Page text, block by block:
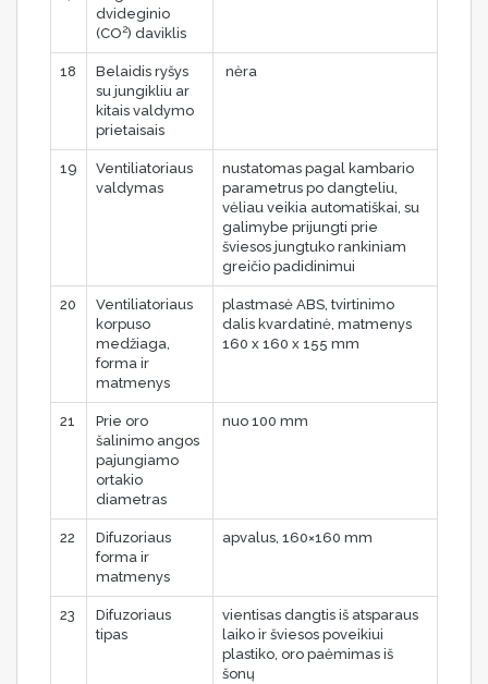
dvideginio
(CO2) daviklis
18
Belaidis ryšys
su jungikliu ar
kitais valdymo
prietaisais
nėra
19
Ventiliatoriaus
valdymas
nustatomas pagal kambario
parametrus po dangteliu,
vėliau veikia automatiškai, su
galimybe prijungti prie
šviesos jungtuko rankiniam
greičio padidinimui
20
Ventiliatoriaus
korpuso
medžiaga,
forma ir
matmenys
plastmasė ABS, tvirtinimo
dalis kvardatinė, matmenys
160 x 160 x 155 mm
21
Prie oro
šalinimo angos
pajungiamo
ortakio
diametras
nuo 100 mm
22
Difuzoriaus
forma ir
matmenys
apvalus, 160×160 mm
23
Difuzoriaus
tipas
vientisas dangtis iš atsparaus
laiko ir šviesos poveikiui
plastiko, oro paėmimas iš
šonų